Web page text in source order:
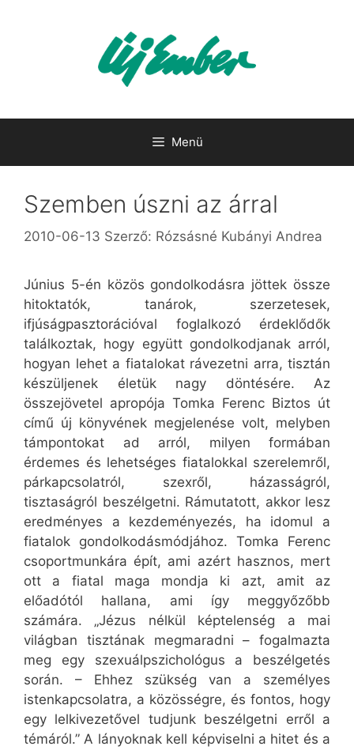
Menü
Szemben úszni az árral
2010-06-13 Szerző: Rózsásné Kubányi Andrea
Június 5-én közös gondolkodásra jöttek össze
hitoktatók, tanárok, szerzetesek,
ifjúságpasztorációval foglalkozó érdeklődők
találkoztak, hogy együtt gondolkodjanak arról,
hogyan lehet a fiatalokat rávezetni arra, tisztán
készüljenek életük nagy döntésére. Az
összejövetel apropója Tomka Ferenc Biztos út
című új könyvének megjelenése volt, melyben
támpontokat ad arról, milyen formában
érdemes és lehetséges fiatalokkal szerelemről,
párkapcsolatról, szexről, házasságról,
tisztaságról beszélgetni. Rámutatott, akkor lesz
eredményes a kezdeményezés, ha idomul a
fiatalok gondolkodásmódjához. Tomka Ferenc
csoportmunkára épít, ami azért hasznos, mert
ott a fiatal maga mondja ki azt, amit az
előadótól hallana, ami így meggyőzőbb
számára. „Jézus nélkül képtelenség a mai
világban tisztának megmaradni – fogalmazta
meg egy szexuálpszichológus a beszélgetés
során. – Ehhez szükség van a személyes
istenkapcsolatra, a közösségre, és fontos, hogy
egy lelkivezetővel tudjunk beszélgetni erről a
témáról.” A lányoknak kell képviselni a hitet és a